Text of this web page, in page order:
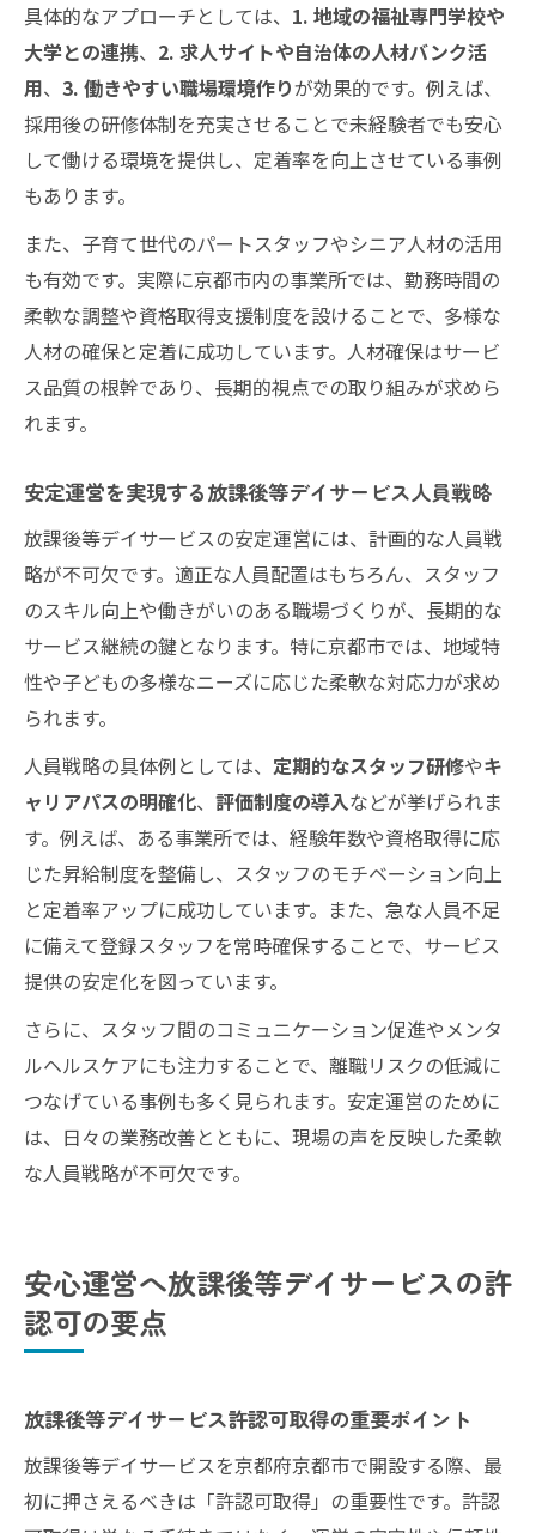
具体的なアプローチとしては、 1. 地域の福祉専門学校や
大学との連携、 2. 求人サイトや自治体の人材バンク活
用、 3. 働きやすい職場環境作りが効果的です。例えば、
採用後の研修体制を充実させることで未経験者でも安心
して働ける環境を提供し、定着率を向上させている事例
もあります。
また、子育て世代のパートスタッフやシニア人材の活用
も有効です。実際に京都市内の事業所では、勤務時間の
柔軟な調整や資格取得支援制度を設けることで、多様な
人材の確保と定着に成功しています。人材確保はサービ
ス品質の根幹であり、長期的視点での取り組みが求めら
れます。
安定運営を実現する放課後等デイサービス人員戦略
放課後等デイサービスの安定運営には、計画的な人員戦
略が不可欠です。適正な人員配置はもちろん、スタッフ
のスキル向上や働きがいのある職場づくりが、長期的な
サービス継続の鍵となります。特に京都市では、地域特
性や子どもの多様なニーズに応じた柔軟な対応力が求め
られます。
人員戦略の具体例としては、 定期的なスタッフ研修やキ
ャリアパスの明確化、 評価制度の導入などが挙げられま
す。例えば、ある事業所では、経験年数や資格取得に応
じた昇給制度を整備し、スタッフのモチベーション向上
と定着率アップに成功しています。また、急な人員不足
に備えて登録スタッフを常時確保することで、サービス
提供の安定化を図っています。
さらに、スタッフ間のコミュニケーション促進やメンタ
ルヘルスケアにも注力することで、離職リスクの低減に
つなげている事例も多く見られます。安定運営のために
は、日々の業務改善とともに、現場の声を反映した柔軟
な人員戦略が不可欠です。
安心運営へ放課後等デイサービスの許
認可の要点
放課後等デイサービス許認可取得の重要ポイント
放課後等デイサービスを京都府京都市で開設する際、最
初に押さえるべきは「許認可取得」の重要性です。許認